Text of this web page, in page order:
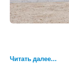
Читать далее...